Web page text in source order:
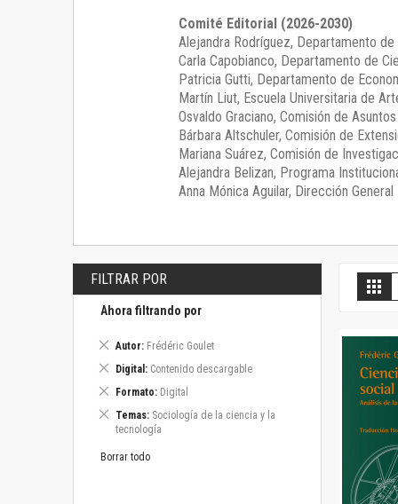
Comité Editorial (2026-2030)
Alejandra Rodríguez, Departamento de
Carla Capobianco, Departamento de
Patricia Gutti, Departamento de
Martín Liut, Escuela Universitaria de
Osvaldo Graciano, Comisión de
Bárbara Altschuler, Comisión de
Mariana Suárez, Comisión de
Alejandra Belizan, Programa
Anna Mónica Aguilar, Dirección General
FILTRAR POR
Ahora filtrando por
Autor Frédéric Goulet
Eliminar
artículo
Digital Contenido descargable
Eliminar
artículo
Formato Digital
Eliminar
artículo
Temas Sociología de la ciencia y la
tecnología
Eliminar
este
Borrar todo